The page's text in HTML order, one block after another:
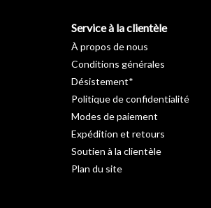
Service à la clientèle
À propos de nous
Conditions générales
Désistement*
Politique de confidentialité
Modes de paiement
Expédition et retours
Soutien à la clientèle
Plan du site